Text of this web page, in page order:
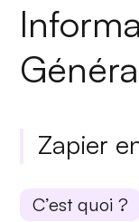
Zapier
C’est quoi ?